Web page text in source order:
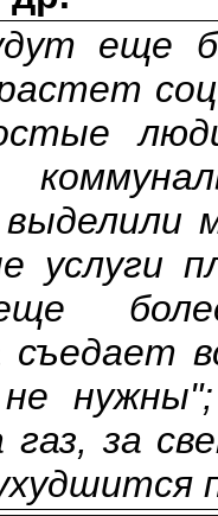
еще
выделили
услуги
съедает
газ, за